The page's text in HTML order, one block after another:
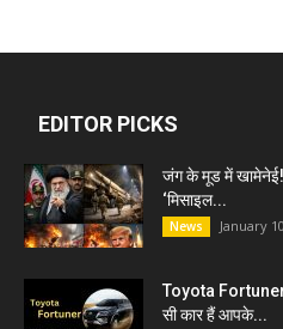
EDITOR PICKS
जंग के मूड में
‘मिसाइल...
News January
Toyota
सी कार हैं आपके...